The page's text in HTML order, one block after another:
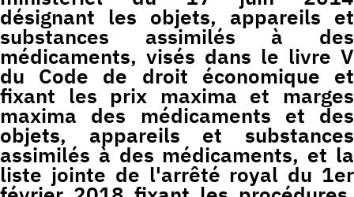
désignant les objets, appareils et
substances assimilés à des
médicaments, visés dans le livre V
du Code de droit économique et
fixant les prix maxima et marges
maxima des médicaments et des
objets, appareils et substances
assimilés à des médicaments, et la
liste jointe de l'arrêté royal du 1er